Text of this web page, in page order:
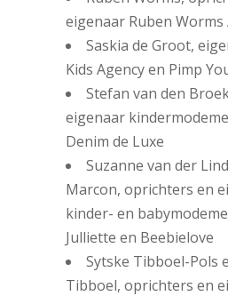
eigenaar Ruben Worms
Saskia de Groot,
Kids Agency en Pimp
Stefan van den
eigenaar
Denim de Luxe
Suzanne van der
Marcon, oprichters en
kinder- en
Julliette en Beebielove
Sytske Tibboel-Pols
Tibboel, oprichters en